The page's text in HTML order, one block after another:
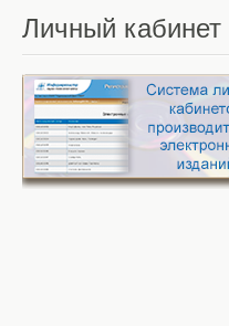
Личный кабинет